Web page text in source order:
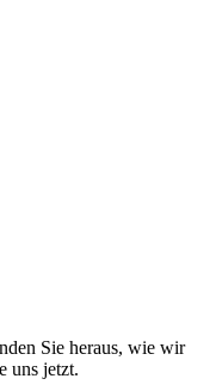
Sie heraus, wie wir
uns jetzt.